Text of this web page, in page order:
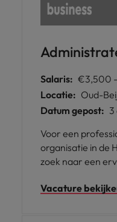
Salaris: €3,500
Locatie: Oud-
Datum gepost: 3
Voor een
organisatie in de
zoek naar een
administratie en
Vacature